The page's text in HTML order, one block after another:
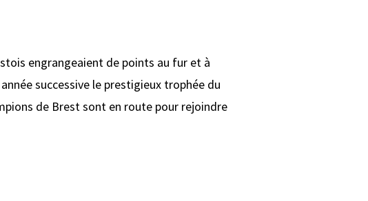
engrangeaient de points au fur et à
successive le prestigieux trophée du
de Brest sont en route pour rejoindre